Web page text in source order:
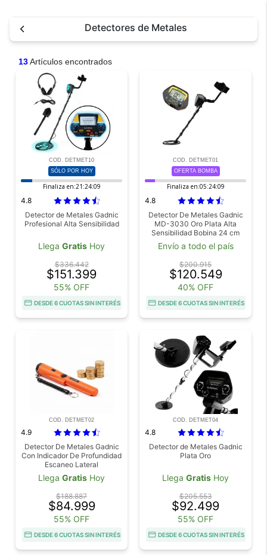
Detectores de Metales
13Artículos encontrados
COD. DETMET10
SÓLO POR HOY
Finaliza en:21:24:08
4.8
Detector de Metales Gadnic
Profesional Alta Sensibilidad
Llega Gratis Hoy
$336.442
$151.399
55% OFF
DESDE 6 CUOTAS SIN INTERÉS
COD. DETMET01
OFERTA BOMBA
Finaliza en:05:24:08
4.8
Detector De Metales Gadnic
MD-3030 Oro Plata Alta
Sensibilidad Bobina 24 cm
Frecuencia 60 kHz Pantalla
LCD Accesorios
Envío a todo el país
$200.915
$120.549
40% OFF
DESDE 6 CUOTAS SIN INTERÉS
COD. DETMET02
4.9
Detector De Metales Gadnic
Con Indicador De Profundidad
Escaneo Lateral
Llega Gratis Hoy
$188.887
$84.999
55% OFF
DESDE 6 CUOTAS SIN INTERÉS
COD. DETMET04
4.8
Detector de Metales Gadnic
Plata Oro
Llega Gratis Hoy
$205.553
$92.499
55% OFF
DESDE 6 CUOTAS SIN INTERÉS